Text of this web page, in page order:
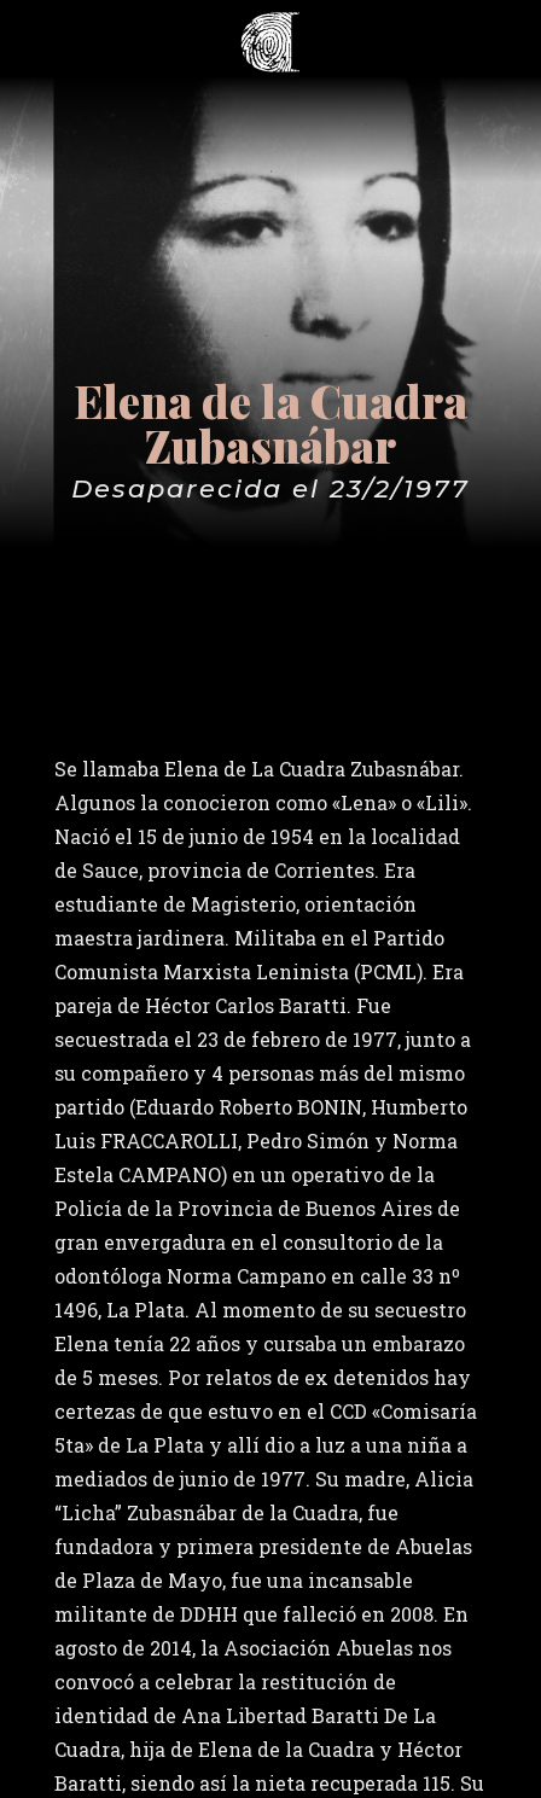
Elena de la Cuadra
Zubasnábar
Desaparecida el 23/2/1977
Se llamaba Elena de La Cuadra Zubasnábar.
Algunos la conocieron como «Lena» o «Lili».
Nació el 15 de junio de 1954 en la localidad
de Sauce, provincia de Corrientes. Era
estudiante de Magisterio, orientación
maestra jardinera. Militaba en el Partido
Comunista Marxista Leninista (PCML). Era
pareja de Héctor Carlos Baratti. Fue
secuestrada el 23 de febrero de 1977, junto a
su compañero y 4 personas más del mismo
partido (Eduardo Roberto BONIN, Humberto
Luis FRACCAROLLI, Pedro Simón y Norma
Estela CAMPANO) en un operativo de la
Policía de la Provincia de Buenos Aires de
gran envergadura en el consultorio de la
odontóloga Norma Campano en calle 33 nº
1496, La Plata. Al momento de su secuestro
Elena tenía 22 años y cursaba un embarazo
de 5 meses. Por relatos de ex detenidos hay
certezas de que estuvo en el CCD «Comisaría
5ta» de La Plata y allí dio a luz a una niña a
mediados de junio de 1977. Su madre, Alicia
“Licha” Zubasnábar de la Cuadra, fue
fundadora y primera presidente de Abuelas
de Plaza de Mayo, fue una incansable
militante de DDHH que falleció en 2008. En
agosto de 2014, la Asociación Abuelas nos
convocó a celebrar la restitución de
identidad de Ana Libertad Baratti De La
Cuadra, hija de Elena de la Cuadra y Héctor
Baratti, siendo así la nieta recuperada 115. Su